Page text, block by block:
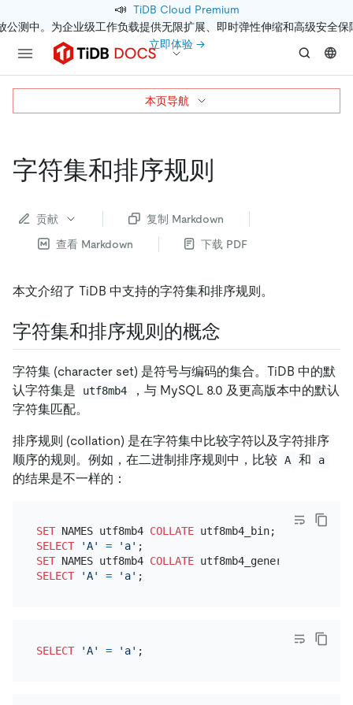
📣 TiDB Cloud Premium
公测中。为企业级工作负载提供无限扩展、即时弹性伸缩和高级安全保
立即体验 →
字符集和排序规则
贡献
复制 Markdown
查看 Markdown
下载 PDF
本文介绍了 TiDB 中支持的字符集和排序规则。
字符集和排序规则的概念
字符集 (character set) 是符号与编码的集合。TiDB 中的默
认字符集是
utf8mb4
，与 MySQL 8.0 及更高版本中的默认
字符集匹配。
排序规则 (collation) 是在字符集中比较字符以及字符排序
顺序的规则。例如，在二进制排序规则中，比较 A 和 a
的结果是不一样的：
SET NAMES utf8mb4 COLLATE
SELECT
'A' = 'a'
SET NAMES utf8mb4 COLLATE
SELECT
'A' = 'a'
SELECT 'A' = 'a'
本页导航